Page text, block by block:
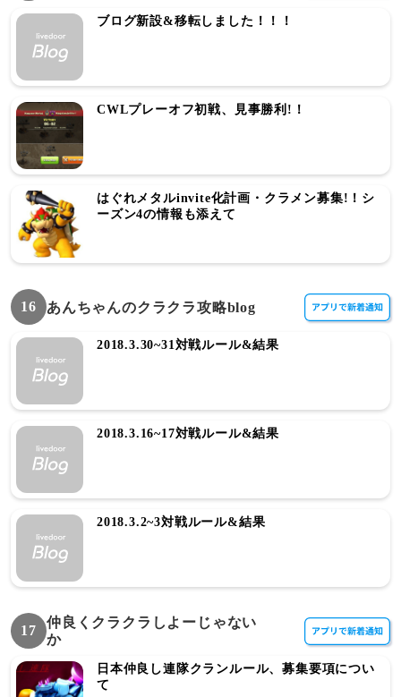
ブログ新設&移転しました！！！
CWLプレーオフ初戦、見事勝利!！
はぐれメタルinvite化計画・クラメン募集!！シ
ーズン4の情報も添えて
16 あんちゃんのクラクラ攻略blog
2018.3.30~31対戦ルール&結果
2018.3.16~17対戦ルール&結果
2018.3.2~3対戦ルール&結果
17
仲良くクラクラしよーじゃない
か
日本仲良し連隊クランルール、募集要項につい
て